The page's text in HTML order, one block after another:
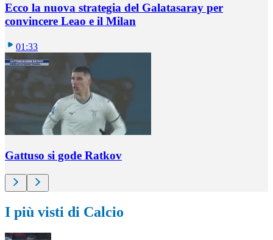
Ecco la nuova strategia del Galatasaray per
convincere Leao e il Milan
01:33
Gattuso si gode Ratkov
I più visti di Calcio